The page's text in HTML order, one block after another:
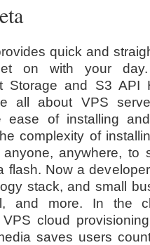
quick and
on with your
Storage and S3
all about VPS
ease of installing
complexity of
anyone, anywhere,
flash. Now a
stack, and small
and more. In the
VPS cloud
saves users